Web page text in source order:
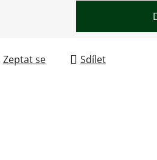
Zeptat se Sdílet